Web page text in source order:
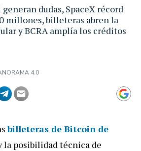
dudas, SpaceX récord
millones, billeteras abren la
y BCRA amplía los créditos
4.0
billeteras de Bitcoin de
la posibilidad técnica de